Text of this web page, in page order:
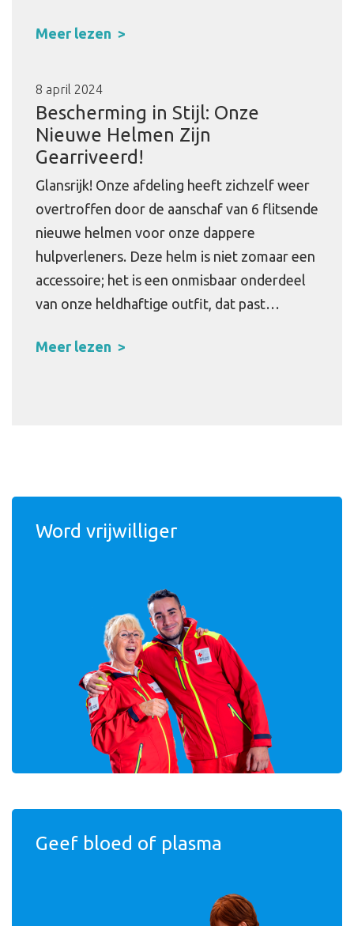
Meer lezen
8 april 2024
Bescherming in Stijl: Onze
Nieuwe Helmen Zijn
Gearriveerd!
Glansrijk! Onze afdeling heeft zichzelf weer
overtroffen door de aanschaf van 6 flitsende
nieuwe helmen voor onze dappere
hulpverleners. Deze helm is niet zomaar een
accessoire; het is een onmisbaar onderdeel
van onze heldhaftige outfit, dat past…
Meer lezen
Word vrijwilliger
Geef bloed of plasma